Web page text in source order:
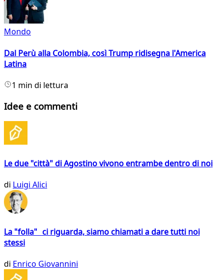
Mondo
Dal Perù alla Colombia, così Trump ridisegna l'America
Latina
1 min di lettura
Idee e commenti
Le due "città" di Agostino vivono entrambe dentro di noi
di Luigi Alici
La "folla" ci riguarda, siamo chiamati a dare tutti noi
stessi
di Enrico Giovannini